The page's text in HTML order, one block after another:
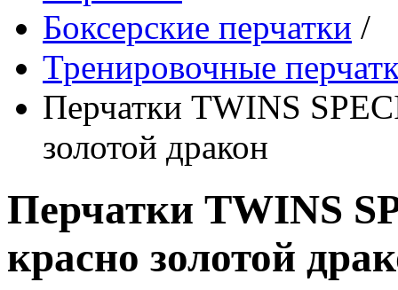
Боксерские перчатки /
Тренировочные
Перчатки TWINS
золотой дракон
Перчатки TWINS
красно золотой